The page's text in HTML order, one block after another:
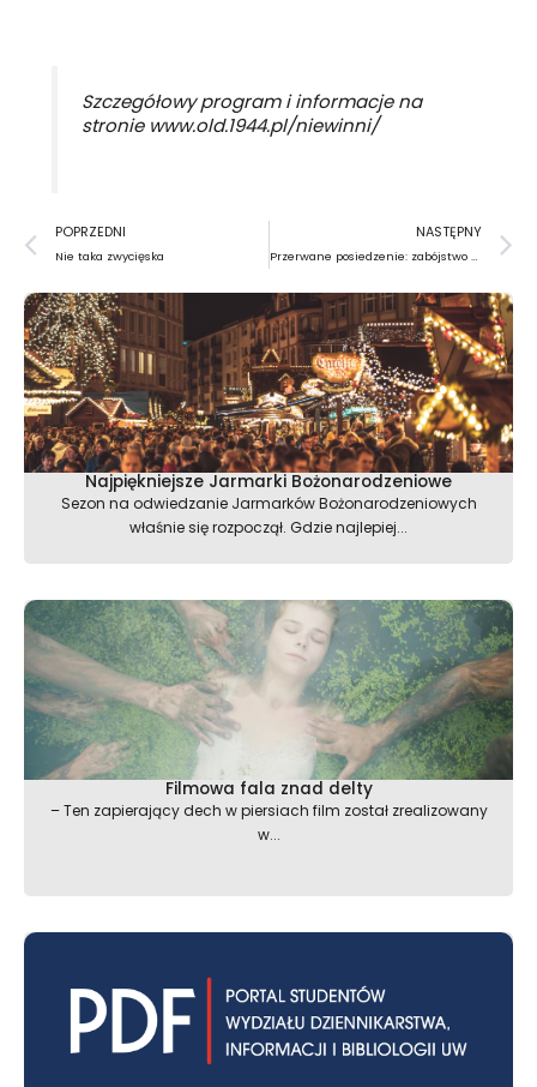
Szczegółowy program i informacje na
stronie www.old.1944.pl/niewinni/
Prev
POPRZEDNI
Nie taka zwycięska
NASTĘPNY
Przerwane posiedzenie: zabójstwo Wazgena Sarkisjana
Najpiękniejsze Jarmarki Bożonarodzeniowe
Sezon na odwiedzanie Jarmarków Bożonarodzeniowych
właśnie się rozpoczął. Gdzie najlepiej...
Filmowa fala znad delty
– Ten zapierający dech w piersiach film został zrealizowany
w...